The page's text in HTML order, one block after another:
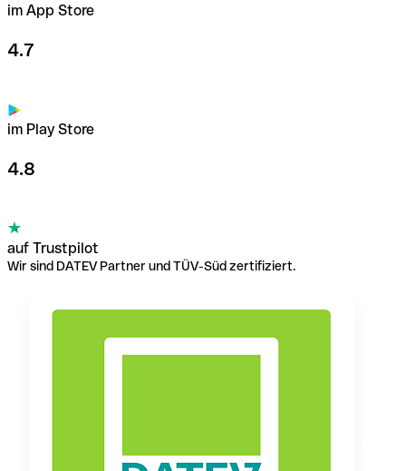
im App Store
4.7
im Play Store
4.8
auf Trustpilot
Wir sind DATEV Partner und TÜV-Süd zertifiziert.